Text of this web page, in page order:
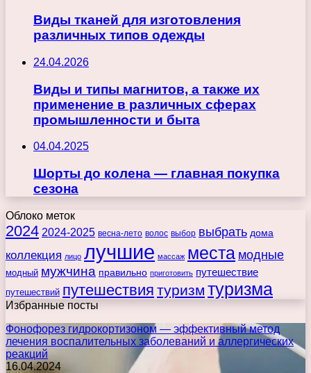
Виды тканей для изготовления
различных типов одежды
24.04.2026
Виды и типы магнитов, а также их
применение в различных сферах
промышленности и быта
04.04.2025
Шорты до колена — главная покупка
сезона
Облоко меток
2024 2024-2025 весна-лето волос выбор выбрать дома
коллекция лицо лучшие массаж места модные
модный мужчина правильно приготовить путешествие
путешествий путешествия туризм туризма
Избранные посты
Фонофорез гидрокортизоном — эффективный метод
лечения воспалительных заболеваний и аллергических
реакций
16.04.2024